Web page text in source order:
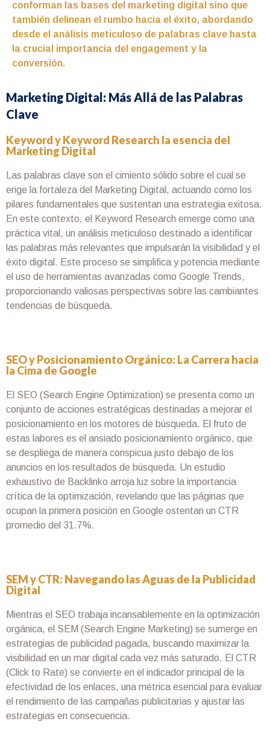
conforman las bases del marketing digital sino que
también delinean el rumbo hacia el éxito, abordando
desde el análisis meticuloso de palabras clave hasta
la crucial importancia del engagement y la
conversión.
Marketing Digital: Más Allá de las Palabras
Clave
Keyword y Keyword Research la esencia del
Marketing Digital
Las palabras clave son el cimiento sólido sobre el cual se
erige la fortaleza del Marketing Digital, actuando como los
pilares fundamentales que sustentan una estrategia exitosa.
En este contexto, el Keyword Research emerge como una
práctica vital, un análisis meticuloso destinado a identificar
las palabras más relevantes que impulsarán la visibilidad y el
éxito digital. Este proceso se simplifica y potencia mediante
el uso de herramientas avanzadas como Google Trends,
proporcionando valiosas perspectivas sobre las cambiantes
tendencias de búsqueda.
SEO y Posicionamiento Orgánico: La Carrera hacia
la Cima de Google
El SEO (Search Engine Optimization) se presenta como un
conjunto de acciones estratégicas destinadas a mejorar el
posicionamiento en los motores de búsqueda. El fruto de
estas labores es el ansiado posicionamiento orgánico, que
se despliega de manera conspicua justo debajo de los
anuncios en los resultados de búsqueda. Un estudio
exhaustivo de Backlinko arroja luz sobre la importancia
crítica de la optimización, revelando que las páginas que
ocupan la primera posición en Google ostentan un CTR
promedio del 31.7%.
SEM y CTR: Navegando las Aguas de la Publicidad
Digital
Mientras el SEO trabaja incansablemente en la optimización
orgánica, el SEM (Search Engine Marketing) se sumerge en
estrategias de publicidad pagada, buscando maximizar la
visibilidad en un mar digital cada vez más saturado. El CTR
(Click to Rate) se convierte en el indicador principal de la
efectividad de los enlaces, una métrica esencial para evaluar
el rendimiento de las campañas publicitarias y ajustar las
estrategias en consecuencia.